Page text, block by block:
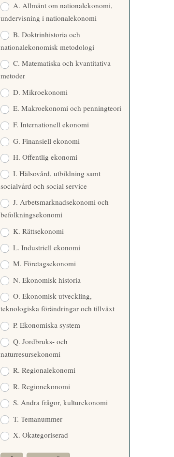
A. Allmänt om nationalekonomi,
undervisning i nationalekonomi
B. Doktrinhistoria och
nationalekonomisk metodologi
C. Matematiska och kvantitativa
metoder
D. Mikroekonomi
E. Makroekonomi och penningteori
F. Internationell ekonomi
G. Finansiell ekonomi
H. Offentlig ekonomi
I. Hälsovård, utbildning samt
socialvård och social service
J. Arbetsmarknadsekonomi och
befolkningsekonomi
K. Rättsekonomi
L. Industriell ekonomi
M. Företagsekonomi
N. Ekonomisk historia
O. Ekonomisk utveckling,
teknologiska förändringar och tillväxt
P. Ekonomiska system
Q. Jordbruks- och
naturresursekonomi
R. Regionalekonomi
R. Regionekonomi
S. Andra frågor, kulturekonomi
T. Temanummer
X. Okategoriserad